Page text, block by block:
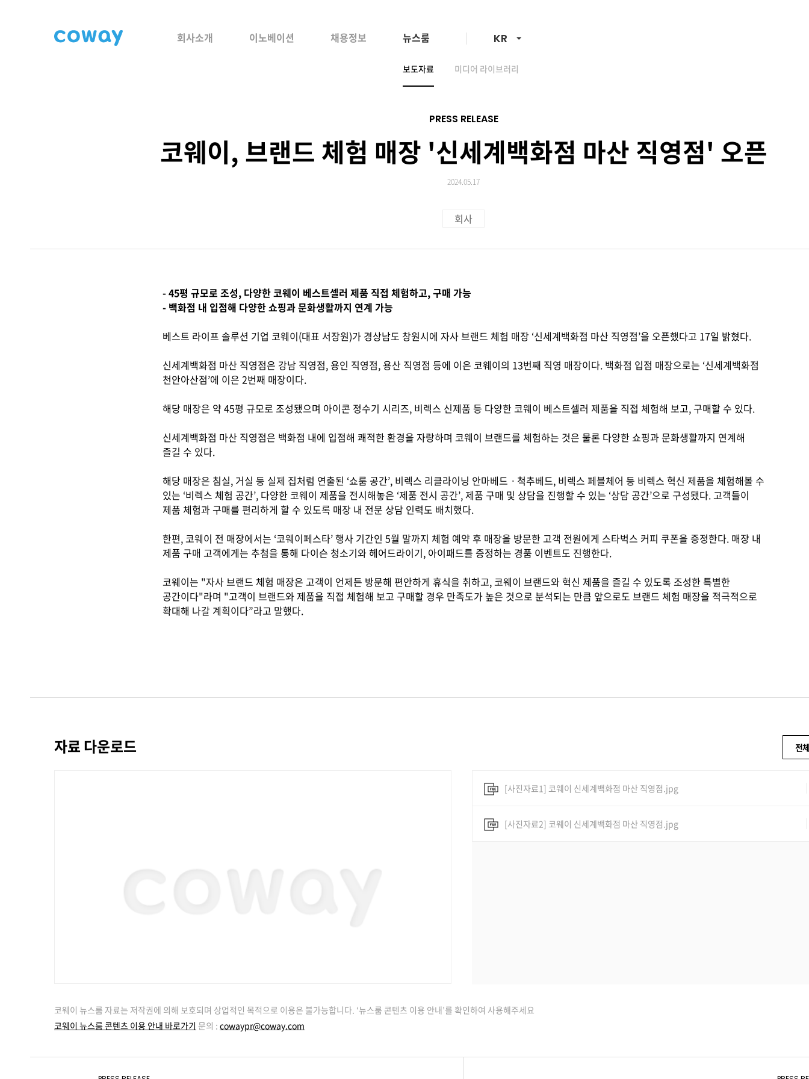
회사소개 이노베이션 채용정보 뉴스룸
보도자료 미디어 라이브러리
언어선택
KR
PRESS RELEASE
코웨이, 브랜드 체험 매장 '신세계백화점 마산 직영점' 오픈
2024.05.17
회사
- 45평 규모로 조성, 다양한 코웨이 베스트셀러 제품 직접 체험하고, 구매 가능
- 백화점 내 입점해 다양한 쇼핑과 문화생활까지 연계 가능
베스트 라이프 솔루션 기업 코웨이(대표 서장원)가 경상남도 창원시에 자사 브랜드 체험 매장 ‘신세계백화점 마산 직영점’을 오픈했다고 17일 밝혔다.
신세계백화점 마산 직영점은 강남 직영점, 용인 직영점, 용산 직영점 등에 이은 코웨이의 13번째 직영 매장이다. 백화점 입점 매장으로는 ‘신세계백화점
천안아산점’에 이은 2번째 매장이다.
해당 매장은 약 45평 규모로 조성됐으며 아이콘 정수기 시리즈, 비렉스 신제품 등 다양한 코웨이 베스트셀러 제품을 직접 체험해 보고, 구매할 수 있다.
신세계백화점 마산 직영점은 백화점 내에 입점해 쾌적한 환경을 자랑하며 코웨이 브랜드를 체험하는 것은 물론 다양한 쇼핑과 문화생활까지 연계해
즐길 수 있다.
해당 매장은 침실, 거실 등 실제 집처럼 연출된 ‘쇼룸 공간’, 비렉스 리클라이닝 안마베드ㆍ척추베드, 비렉스 페블체어 등 비렉스 혁신 제품을 체험해볼 수
있는 ‘비렉스 체험 공간’, 다양한 코웨이 제품을 전시해놓은 ‘제품 전시 공간’, 제품 구매 및 상담을 진행할 수 있는 ‘상담 공간’으로 구성됐다. 고객들이
제품 체험과 구매를 편리하게 할 수 있도록 매장 내 전문 상담 인력도 배치했다.
한편, 코웨이 전 매장에서는 ‘코웨이페스타’ 행사 기간인 5월 말까지 체험 예약 후 매장을 방문한 고객 전원에게 스타벅스 커피 쿠폰을 증정한다. 매장 내
제품 구매 고객에게는 추첨을 통해 다이슨 청소기와 헤어드라이기, 아이패드를 증정하는 경품 이벤트도 진행한다.
코웨이는 "자사 브랜드 체험 매장은 고객이 언제든 방문해 편안하게 휴식을 취하고, 코웨이 브랜드와 혁신 제품을 즐길 수 있도록 조성한 특별한
공간이다"라며 "고객이 브랜드와 제품을 직접 체험해 보고 구매할 경우 만족도가 높은 것으로 분석되는 만큼 앞으로도 브랜드 체험 매장을 적극적으로
확대해 나갈 계획이다”라고 말했다.
자료 다운로드 전
[사진자료1] 코웨이 신세계백화점 마산 직영점.jpg
[사진자료2] 코웨이 신세계백화점 마산 직영점.jpg
코웨이 뉴스룸 자료는 저작권에 의해 보호되며 상업적인 목적으로 이용은 불가능합니다. ‘뉴스룸 콘텐츠 이용 안내’를 확인하여 사용해주세요
코웨이 뉴스룸 콘텐츠 이용 안내 바로가기 문의 : cowaypr@coway.com